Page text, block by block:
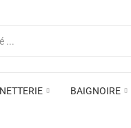
BAIGNOIRE
Appliques